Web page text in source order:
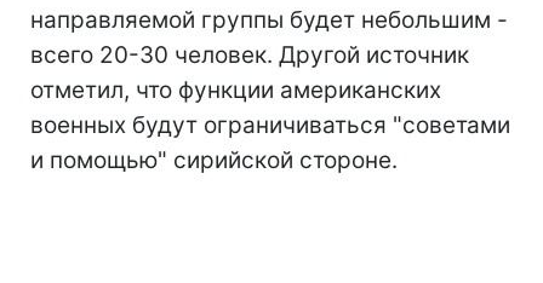
направляемой группы будет небольшим -
всего 20-30 человек. Другой источник
отметил, что функции американских
военных будут ограничиваться "советами
и помощью" сирийской стороне.